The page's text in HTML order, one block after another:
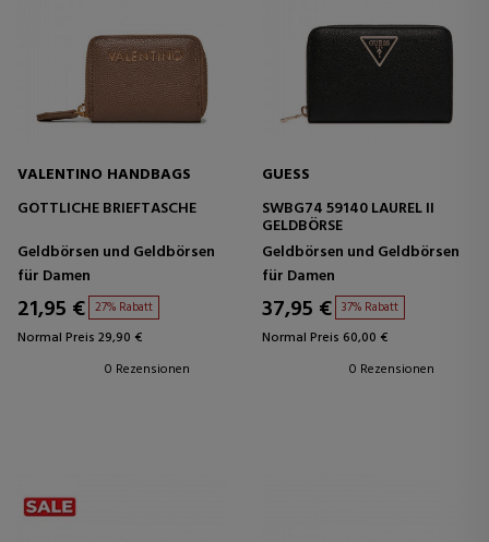
VALENTINO HANDBAGS
GÖTTLICHE BRIEFTASCHE
Geldbörsen und Geldbörsen
für Damen
21,95 € 27% Rabatt
Normal Preis 29,90 €
0 Rezensionen
GUESS
SWBG74 59140 LAUREL II
GELDBÖRSE
Geldbörsen und Geldbörsen
für Damen
37,95 € 37% Rabatt
Normal Preis 60,00 €
0 Rezensionen